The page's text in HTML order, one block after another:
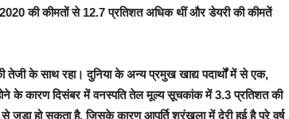
की कीमतों से 12.7 प्रतिशत अधिक थीं और डेयरी की कीमतें
के साथ रहा। दुनिया के अन्य प्रमुख खाद्य पदार्थों में से एक,
के कारण दिसंबर में वनस्पति तेल मूल्य सूचकांक में 3.3 प्रतिशत की
जुड़ा हो सकता है, जिसके कारण आपूर्ति श्रृंखला में देरी हुई है पूरे वर्ष